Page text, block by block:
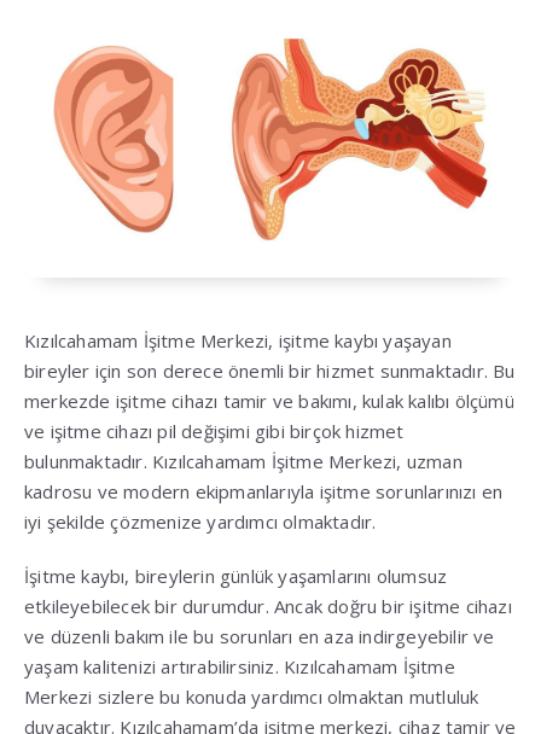
Kızılcahamam İşitme Merkezi, işitme kaybı yaşayan
bireyler için son derece önemli bir hizmet sunmaktadır. Bu
merkezde işitme cihazı tamir ve bakımı, kulak kalıbı ölçümü
ve işitme cihazı pil değişimi gibi birçok hizmet
bulunmaktadır. Kızılcahamam İşitme Merkezi, uzman
kadrosu ve modern ekipmanlarıyla işitme sorunlarınızı en
iyi şekilde çözmenize yardımcı olmaktadır.
İşitme kaybı, bireylerin günlük yaşamlarını olumsuz
etkileyebilecek bir durumdur. Ancak doğru bir işitme cihazı
ve düzenli bakım ile bu sorunları en aza indirgeyebilir ve
yaşam kalitenizi artırabilirsiniz. Kızılcahamam İşitme
Merkezi sizlere bu konuda yardımcı olmaktan mutluluk
duyacaktır. Kızılcahamam’da işitme merkezi, cihaz tamir ve